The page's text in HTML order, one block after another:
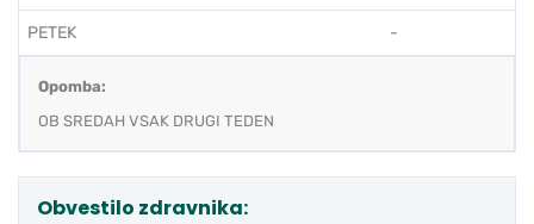
PETEK -
Opomba:
OB SREDAH VSAK DRUGI TEDEN
Obvestilo zdravnika: